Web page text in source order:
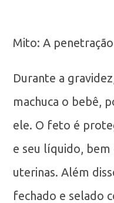
Mito: A
Durante a
machuca o bebê,
ele. O feto é
e seu líquido,
uterinas. Além
fechado e selado